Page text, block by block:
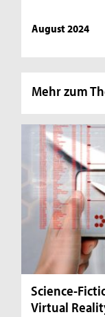
August 2024
Mehr zum
Science-
Virtual